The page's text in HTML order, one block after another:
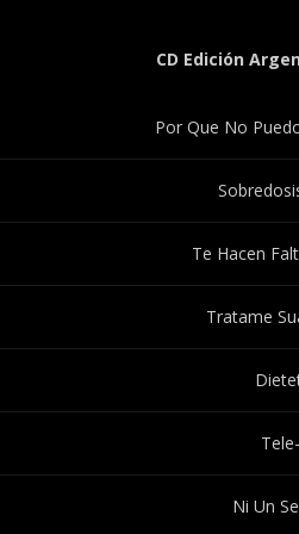
CD Edición
Por Que No
Te Hacen
Tratame
Ni Un